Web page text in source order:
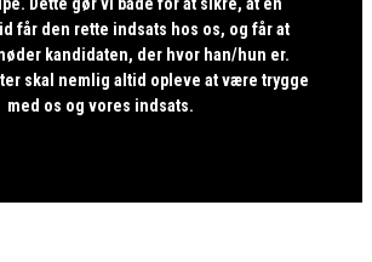
Dette gør vi både for at sikre, at en
får den rette indsats hos os, og får at
kandidaten, der hvor han/hun er.
skal nemlig altid opleve at være trygge
med os og vores indsats.